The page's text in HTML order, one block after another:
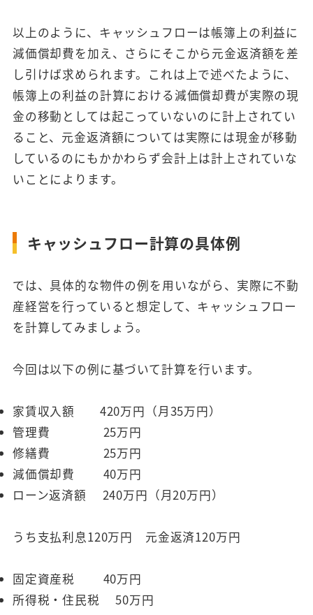
以上のように、キャッシュフローは帳簿上の利益に
減価償却費を加え、さらにそこから元金返済額を差
し引けば求められます。これは上で述べたように、
帳簿上の利益の計算における減価償却費が実際の現
金の移動としては起こっていないのに計上されてい
ること、元金返済額については実際には現金が移動
しているのにもかかわらず会計上は計上されていな
いことによります。
キャッシュフロー計算の具体例
では、具体的な物件の例を用いながら、実際に不動
産経営を行っていると想定して、キャッシュフロー
を計算してみましょう。
今回は以下の例に基づいて計算を行います。
家賃収入額 420万円（月35万円）
管理費 25万円
修繕費 25万円
減価償却費 40万円
ローン返済額 240万円（月20万円）
うち支払利息120万円 元金返済120万円
固定資産税 40万円
所得税・住民税 50万円